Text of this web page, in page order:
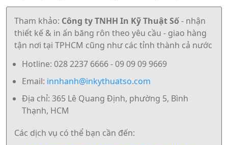
Tham khảo: Công ty TNHH In Kỹ Thuật Số- nhận
thiết kế & in ấn băng rôn theo yêu cầu - giao hàng
tận nơi tại TPHCM cũng như các tỉnh thành cả nước
Hotline: 028 2237 6666 - 09 09 09 9669
Email: innhanh@inkythuatso.com
Địa chỉ: 365 Lê Quang Định, phường 5, Bình
Thạnh, HCM
Các dịch vụ có thể bạn cần đến: